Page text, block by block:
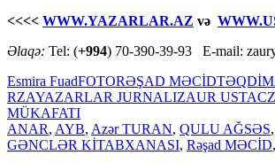
<<<< WWW.YAZARLAR.AZ və
Əlaqə: Tel: (+994) 70-390-39-93 E-mail:
Esmira FuadFOTORƏŞAD MƏCİD
RZAYAZARLAR JURNALIZAUR USTAC
MÜKAFATI
ANAR, AYB, Azər TURAN, QULU AĞSƏS,
GƏNCLƏR KİTABXANASI, Rəşad MƏCİD,